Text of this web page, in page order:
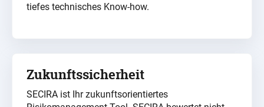
tiefes technisches Know-how.
Zukunftssicherheit
SECIRA ist Ihr zukunftsorientiertes